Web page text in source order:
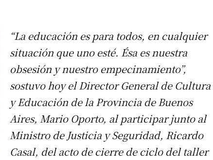
“La educación es para todos, en cualquier
situación que uno esté. Ésa es nuestra
obsesión y nuestro empecinamiento”,
sostuvo hoy el Director General de Cultura
y Educación de la Provincia de Buenos
Aires, Mario Oporto, al participar junto al
Ministro de Justicia y Seguridad, Ricardo
Casal, del acto de cierre de ciclo del taller